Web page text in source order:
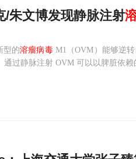
/朱文博发现静脉注射
型的溶瘤病毒M1（OVM）能够逆
通过静脉注射 OVM 可以以脾脏依赖